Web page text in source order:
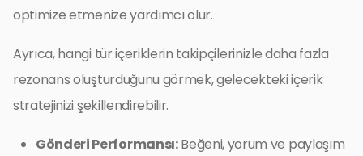
optimize etmenize yardımcı olur.
Ayrıca, hangi tür içeriklerin takipçilerinizle daha fazla
rezonans oluşturduğunu görmek, gelecekteki içerik
stratejinizi şekillendirebilir.
Gönderi Performansı:Beğeni, yorum ve paylaşım